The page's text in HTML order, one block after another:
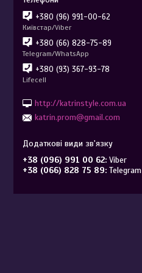
+380 (96) 991-00-62
Київстар/Viber
+380 (66) 828-75-89
Telegram/WhatsApp
+380 (93) 367-93-78
Lifecell
http://katrinstyle.com.ua
katrin.prom@gmail.com
+38 (096) 991 00 62 Viber
+38 (066) 828 75 89 Telegram